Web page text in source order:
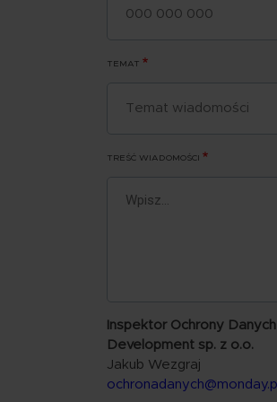
TEMAT
TREŚĆ WIADOMOŚCI
Inspektor Ochrony
Development sp. z o.o.
Jakub Wezgraj
ochronadanych@monday.pl